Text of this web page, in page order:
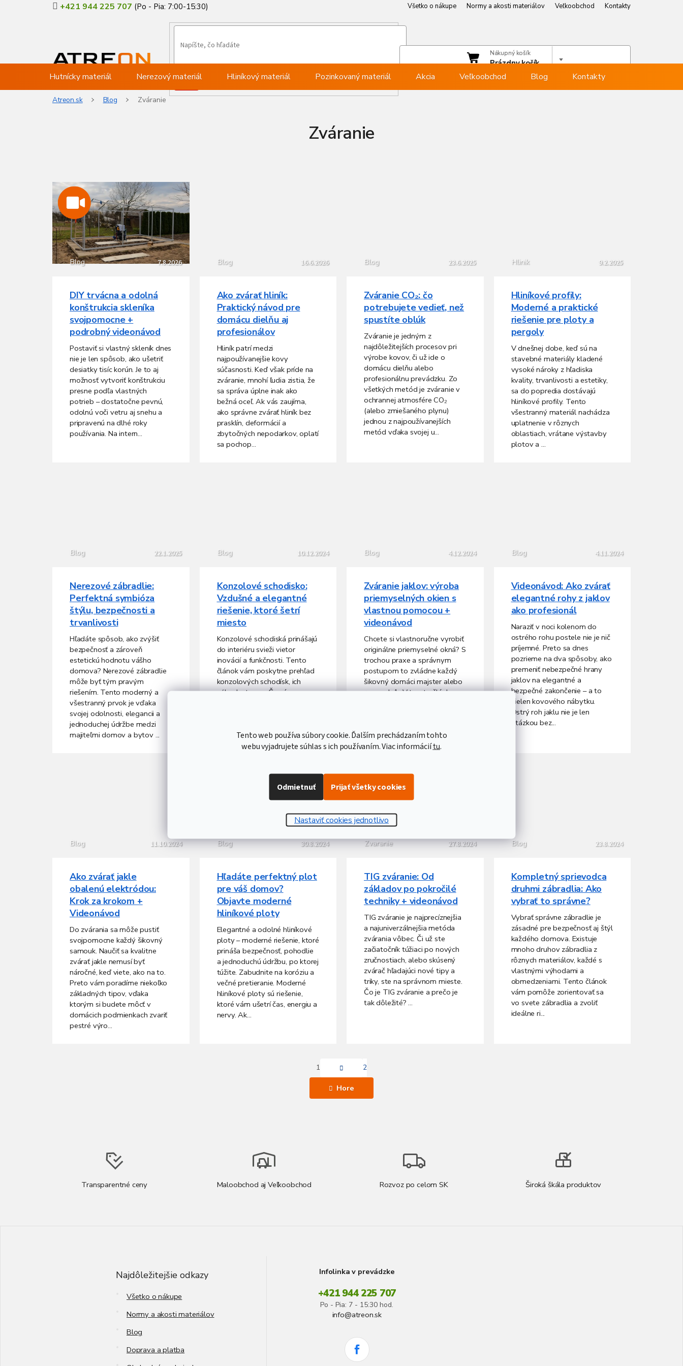
Tento web používa súbory cookie. Ďalším prechádzaním tohto
webu vyjadrujete súhlas s ich používaním. Viac informáciítu.
Nastaviť cookies jednotlivo
Odmietnuť Prijať všetky cookies
+421 944 225 707 Všetko o nákupe Normy a akosti materiálov Veľkoobchod
Kontakty
Prihlásiť sa
Nákupný košík
Prázdny košík
Hutnícky materiál Nerezový materiál Hliníkový materiál Pozinkovaný materiál Akcia Veľkoobchod Blog Kontakty
Atreon.sk Blog Zváranie
Zváranie
l
á
v
7.8.2026
Blog
DIY trvácna a odolná
konštrukcia skleníka
svojpomocne +
podrobný videonávod
Postaviť si vlastný skleník dnes
nie je len spôsob, ako ušetriť
desiatky tisíc korún. Je to aj
možnosť vytvoriť konštrukciu
presne podľa vlastných
potrieb – dostatočne pevnú,
odolnú voči vetru aj snehu a
pripravenú na dlhé roky
používania. Na intern...
16.6.2026
Blog
Ako zvárať hliník:
Praktický návod pre
domácu dielňu aj
profesionálov
Hliník patrí medzi
najpoužívanejšie kovy
súčasnosti. Keď však príde na
zváranie, mnohí ľudia zistia, že
sa správa úplne inak ako
bežná oceľ. Ak vás zaujíma,
ako správne zvárať hliník bez
prasklín, deformácií a
zbytočných nepodarkov, oplatí
sa pochop...
23.6.2025
Blog
Zváranie CO₂: čo
potrebujete vedieť, než
spustíte oblúk
Zváranie je jedným z
najdôležitejších procesov pri
výrobe kovov, či už ide o
domácu dielňu alebo
profesionálnu prevádzku. Zo
všetkých metód je zváranie v
ochrannej atmosfére CO₂
(alebo zmiešaného plynu)
jednou z najpoužívanejších
metód vďaka svojej u...
9.2.2025
Hlinik
Hliníkové profily:
Moderné a praktické
riešenie pre ploty a
pergoly
V dnešnej dobe, keď sú na
stavebné materiály kladené
vysoké nároky z hľadiska
kvality, trvanlivosti a estetiky,
sa do popredia dostávajú
hliníkové profily. Tento
všestranný materiál nachádza
uplatnenie v rôznych
oblastiach, vrátane výstavby
plotov a ...
22.1.2025
Blog
Nerezové zábradlie:
Perfektná symbióza
štýlu, bezpečnosti a
trvanlivosti
Hľadáte spôsob, ako zvýšiť
bezpečnosť a zároveň
estetickú hodnotu vášho
domova? Nerezové zábradlie
môže byť tým pravým
riešením. Tento moderný a
všestranný prvok je vďaka
svojej odolnosti, elegancii a
jednoduchej údržbe medzi
majiteľmi domov a bytov ...
10.12.2024
Blog
Konzolové schodisko:
Vzdušné a elegantné
riešenie, ktoré šetrí
miesto
Konzolové schodiská prinášajú
do interiéru svieži vietor
inovácií a funkčnosti. Tento
článok vám poskytne prehľad
konzolových schodísk, ich
výhod a typov. Čo sú
4.12.2024
Blog
Zváranie jaklov: výroba
priemyselných okien s
vlastnou pomocou +
videonávod
Chcete si vlastnoručne vyrobiť
originálne priemyselné okná? S
trochou praxe a správnym
postupom to zvládne každý
šikovný domáci majster alebo
remeselník. V tomto článku
4.11.2024
Blog
Videonávod: Ako zvárať
elegantné rohy z jaklov
ako profesionál
Naraziť v noci kolenom do
ostrého rohu postele nie je nič
príjemné. Preto sa dnes
pozrieme na dva spôsoby, ako
premeniť nebezpečné hrany
jaklov na elegantné a
bezpečné zakončenie – a to
nielen kovového nábytku.
Ostrý roh jaklu nie je len
otázkou bez...
11.10.2024
Blog
Ako zvárať jakle
obalenú elektródou:
Krok za krokom +
Videonávod
Do zvárania sa môže pustiť
svojpomocne každý šikovný
samouk. Naučiť sa kvalitne
zvárať jakle nemusí byť
náročné, keď viete, ako na to.
Preto vám poradíme niekoľko
základných tipov, vďaka
ktorým si budete môcť v
domácich podmienkach zvariť
pestré výro...
30.8.2024
Blog
Hľadáte perfektný plot
pre váš domov?
Objavte moderné
hliníkové ploty
Elegantné a odolné hliníkové
ploty – moderné riešenie, ktoré
prináša bezpečnosť, pohodlie
a jednoduchú údržbu, po ktorej
túžite. Zabudnite na koróziu a
večné pretieranie. Moderné
hliníkové ploty sú riešenie,
ktoré vám ušetrí čas, energiu a
nervy. Ak...
27.8.2024
Zvaranie
TIG zváranie: Od
základov po pokročilé
techniky + videonávod
TIG zváranie je najprecíznejšia
a najuniverzálnejšia metóda
zvárania vôbec. Či už ste
začiatočník túžiaci po nových
zručnostiach, alebo skúsený
zvárač hľadajúci nové tipy a
triky, ste na správnom mieste.
Čo je TIG zváranie a prečo je
tak dôležité? ...
23.8.2024
Blog
Kompletný sprievodca
druhmi zábradlia: Ako
vybrať to správne?
Vybrať správne zábradlie je
zásadné pre bezpečnosť aj štýl
každého domova. Existuje
mnoho druhov zábradlia z
rôznych materiálov, každé s
vlastnými výhodami a
obmedzeniami. Tento článok
vám pomôže zorientovať sa
vo svete zábradlia a zvoliť
ideálne ri...
O
v
l
u
t
r
á
n
1 2
Hore
Transparentné ceny Maloobchod aj Veľkoobchod Rozvoz po celom SK Široká škála produktov
Najdôležitejšie odkazy
Všetko o nákupe
Normy a akosti materiálov
Blog
Doprava a platba
Infolinka v prevádzke
+421 944 225 707
Po - Pia: 7 - 15:30 hod.
info@atreon.sk